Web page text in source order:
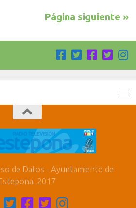
Página siguiente »
de Datos - Ayuntamiento de
2017